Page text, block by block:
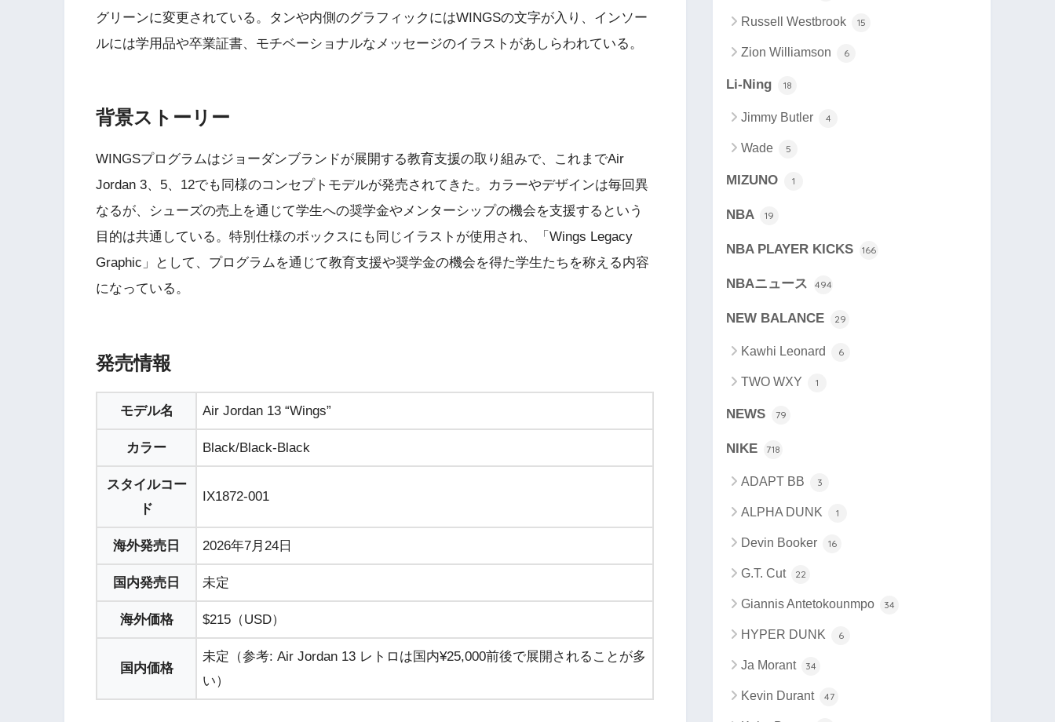
グリーンに変更されている。タンや内側のグラフィックにはWINGSの文字が入り、インソー
ルには学用品や卒業証書、モチベーショナルなメッセージのイラストがあしらわれている。
背景ストーリー
WINGSプログラムはジョーダンブランドが展開する教育支援の取り組みで、これまでAir
Jordan 3、5、12でも同様のコンセプトモデルが発売されてきた。カラーやデザインは毎回異
なるが、シューズの売上を通じて学生への奨学金やメンターシップの機会を支援するという
目的は共通している。特別仕様のボックスにも同じイラストが使用され、「Wings Legacy
Graphic」として、プログラムを通じて教育支援や奨学金の機会を得た学生たちを称える内容
になっている。
発売情報
モデル名 Air Jordan 13 “Wings”
カラー Black/Black-Black
スタイルコー
ド
IX1872-001
海外発売日 2026年7月24日
国内発売日 未定
海外価格 $215（USD）
国内価格
未定（参考: Air Jordan 13 レトロは国内¥25,000前後で展開されることが多
い）
Russell Westbrook 15
Zion Williamson 6
Li-Ning 18
Jimmy Butler 4
Wade 5
MIZUNO 1
NBA 19
NBA PLAYER KICKS 166
NBAニュース 494
NEW BALANCE 29
Kawhi Leonard 6
TWO WXY 1
NEWS 79
NIKE 718
ADAPT BB 3
ALPHA DUNK 1
Devin Booker 16
G.T. Cut 22
Giannis Antetokounmpo 34
HYPER DUNK 6
Ja Morant 34
Kevin Durant 47